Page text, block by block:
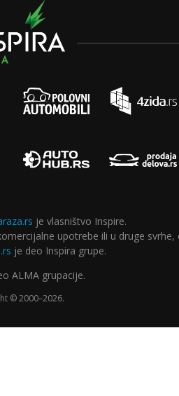
je vlasništvo Inspire.
upotrebe ili u druge
je deo Inspira grupe.
ALMA grupacije.
© 2000–2026.